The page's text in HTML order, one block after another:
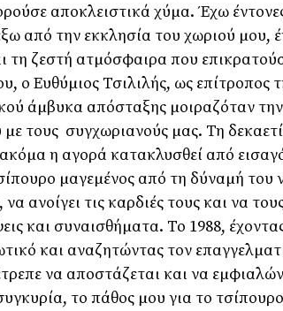
αποκλειστικά χύµα. Έχω
από την εκκλησία του χωριού µου,
τη ζεστή ατµόσφαιρα που
ο Ευθύµιος Τσιλιλής, ως επίτροπος
άµβυκα απόσταξης µοιραζόταν
τους συγχωριανούς µας. Τη
η αγορά κατακλυσθεί από
µαγεµένος από τη δύναµή του
ανοίγει τις καρδιές τους και να
και συναισθήµατα. Το 1988,
και αναζητώντας τον
να αποστάζεται και να
το πάθος µου για το